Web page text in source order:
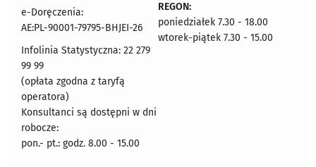
e-Doręczenia:
AE:PL-90001-79795-BHJEI-26
Infolinia Statystyczna: 22 279
99 99
(opłata zgodna z taryfą
operatora)
Konsultanci są dostępni w dni
robocze:
pon.- pt.: godz. 8.00 - 15.00
REGON:
poniedziałek 7.30 - 18.00
wtorek-piątek 7.30 - 15.00